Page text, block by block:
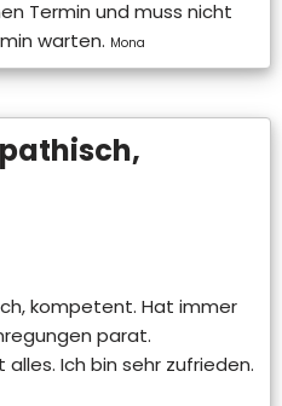
Termin und muss nicht
warten. Mona
kompetent. Hat immer
parat.
Ich bin sehr zufrieden.